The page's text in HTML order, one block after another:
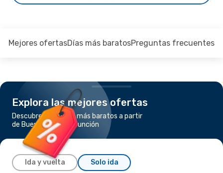
Mejores ofertasDías más baratosPreguntas frecuentes
Explora las mejores ofertas
Descubre los vuelos más baratos a partir
de Buenos Aires a Asunción
Ida y vuelta Solo ida